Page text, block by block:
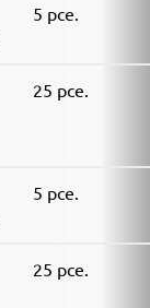
5 pce.
25 pce.
5 pce.
25 pce.